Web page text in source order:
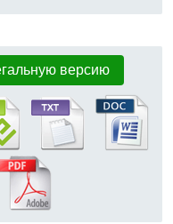
версию